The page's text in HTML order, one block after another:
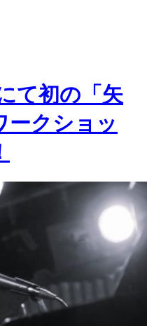
て初の「矢
ークショッ